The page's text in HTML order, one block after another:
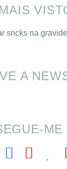
de
A
ME